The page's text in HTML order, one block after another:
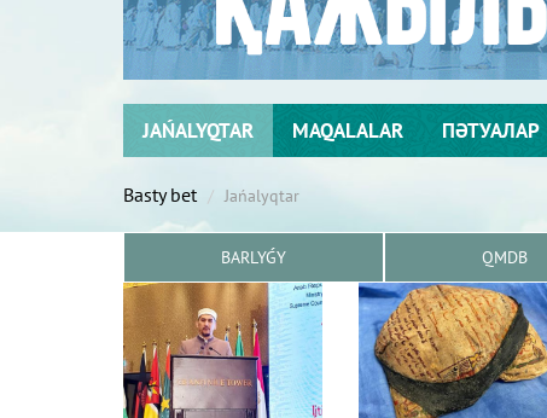
JAŃALYQTAR MAQALALAR ПӘТУАЛАР
Basty bet Jańalyqtar
BARLYǴY QMDB